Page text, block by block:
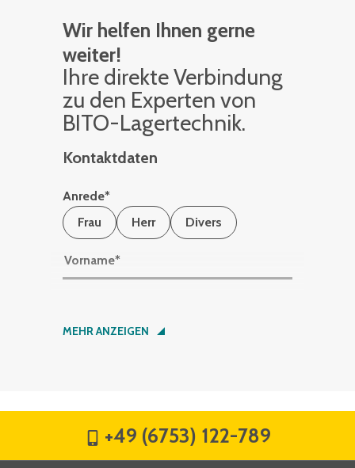
Wir helfen Ihnen gerne
weiter!
Ihre di­rek­te Ver­bin­dung
zu den Ex­per­ten von
BITO-La­ger­tech­nik.
Kontaktdaten
Anrede*
Frau
Herr Divers
Vorname*
Nachname*
MEHR ANZEIGEN
+49 (6753) 122-789